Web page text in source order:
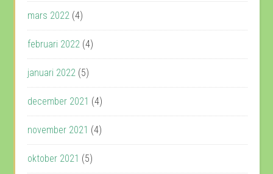
mars 2022 (4)
februari 2022 (4)
januari 2022 (5)
december 2021 (4)
november 2021 (4)
oktober 2021 (5)